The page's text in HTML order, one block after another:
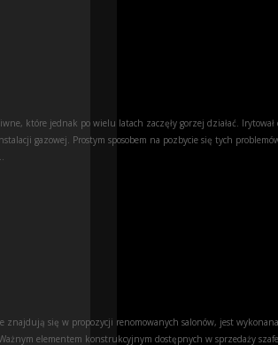
które jednak po wielu latach zaczęły gorzej działać. Irytował
gazowej. Prostym sposobem na pozbycie się tych
znajdują się w propozycji renomowanych salonów, jest
elementem konstrukcyjnym dostępnych w sprzedaży